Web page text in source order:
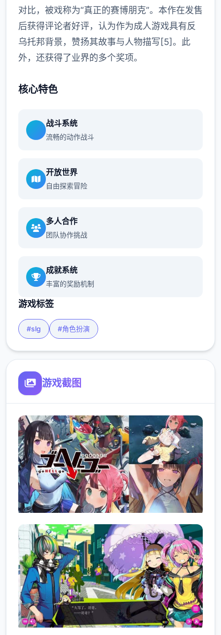
对比，被戏称为“真正的赛博朋克”。本作在发售
后获得评论者好评，认为作为成人游戏具有反
乌托邦背景，赞扬其故事与人物描写[5]。此
外，还获得了业界的多个奖项。
核心特色
战斗系统
流畅的动作战斗
开放世界
自由探索冒险
多人合作
团队协作挑战
成就系统
丰富的奖励机制
游戏标签
#slg #角色扮演
游戏截图